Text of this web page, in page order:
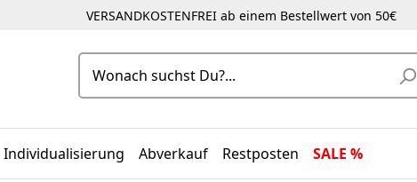
VERSANDKOSTENFREI ab einem Bestellwert von 50€
Individualisierung Abverkauf Restposten SALE %